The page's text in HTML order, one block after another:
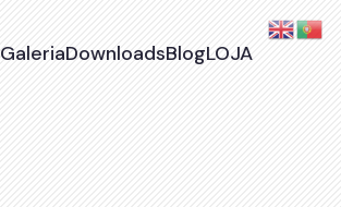
GaleriaDownloadsBlogLOJA